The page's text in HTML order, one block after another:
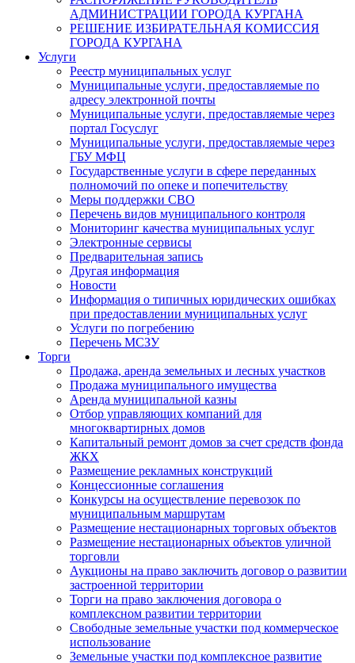
АДМИНИСТРАЦИИ ГОРОДА КУРГАНА
РЕШЕНИЕ ИЗБИРАТЕЛЬНАЯ КОМИССИЯ
ГОРОДА КУРГАНА
Услуги
Реестр муниципальных услуг
Муниципальные услуги, предоставляемые по
адресу электронной почты
Муниципальные услуги, предоставляемые через
портал Госуслуг
Муниципальные услуги, предоставляемые через
ГБУ МФЦ
Государственные услуги в сфере переданных
полномочий по опеке и попечительству
Меры поддержки СВО
Перечень видов муниципального контроля
Мониторинг качества муниципальных услуг
Электронные сервисы
Предварительная запись
Другая информация
Новости
Информация о типичных юридических ошибках
при предоставлении муниципальных услуг
Услуги по погребению
Перечень МСЗУ
Торги
Продажа, аренда земельных и лесных участков
Продажа муниципального имущества
Аренда муниципальной казны
Отбор управляющих компаний для
многоквартирных домов
Капитальный ремонт домов за счет средств фонда
ЖКХ
Размещение рекламных конструкций
Концессионные соглашения
Конкурсы на осуществление перевозок по
муниципальным маршрутам
Размещение нестационарных торговых объектов
Размещение нестационарных объектов уличной
торговли
Аукционы на право заключить договор о развитии
застроенной территории
Торги на право заключения договора о
комплексном развитии территории
Свободные земельные участки под коммерческое
использование
Земельные участки под комплексное развитие